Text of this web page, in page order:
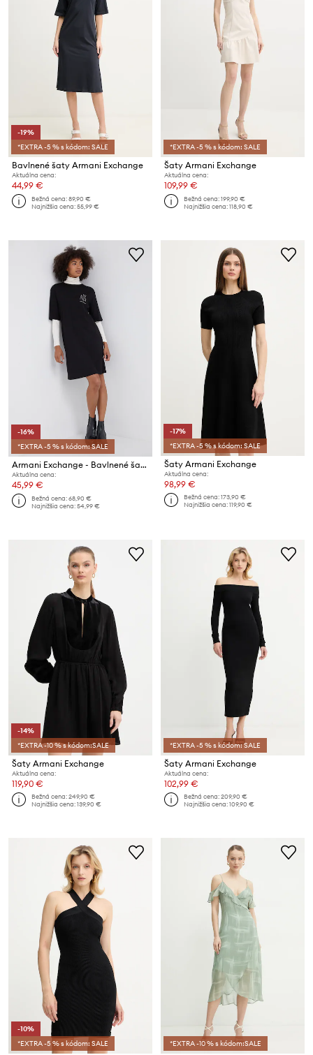
-19%
*EXTRA -5 % s kódom: SALE
Bavlnené šaty Armani Exchange
Aktuálna cena:
44,99 €
Bežná cena:89,90 €
Najnižšia cena:55,99 €
*EXTRA -5 % s kódom: SALE
Šaty Armani Exchange
Aktuálna cena:
109,99 €
Bežná cena:199,90 €
Najnižšia cena:118,90 €
-16%
*EXTRA -5 % s kódom: SALE
Armani Exchange - Bavlnené šaty
Aktuálna cena:
45,99 €
Bežná cena:68,90 €
Najnižšia cena:54,99 €
-17%
*EXTRA -5 % s kódom: SALE
Šaty Armani Exchange
Aktuálna cena:
98,99 €
Bežná cena:173,90 €
Najnižšia cena:119,90 €
-14%
*EXTRA -10 % s kódom:SALE
Šaty Armani Exchange
Aktuálna cena:
119,90 €
Bežná cena:249,90 €
Najnižšia cena:139,90 €
*EXTRA -5 % s kódom: SALE
Šaty Armani Exchange
Aktuálna cena:
102,99 €
Bežná cena:209,90 €
Najnižšia cena:109,90 €
-10%
*EXTRA -5 % s kódom: SALE
*EXTRA -10 % s kódom:SALE